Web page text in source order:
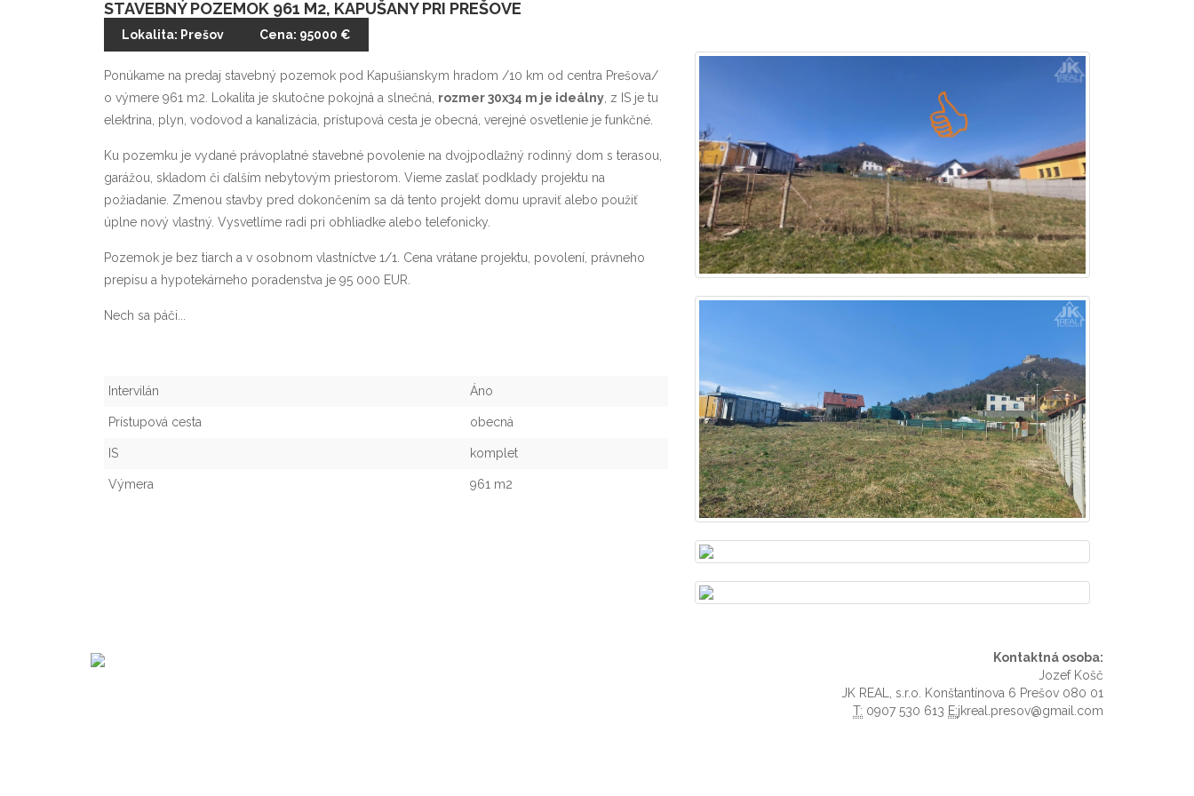
STAVEBNÝ POZEMOK 961 M2, KAPUŠANY PRI PREŠOVE
Lokalita: Prešov Cena: 95000 €
Ponúkame na predaj stavebný pozemok pod Kapušianskym hradom /10 km od centra Prešova/
o výmere 961 m2. Lokalita je skutočne pokojná a slnečná, rozmer 30x34 m je ideálny , z IS je tu
elektrina, plyn, vodovod a kanalizácia, prístupová cesta je obecná, verejné osvetlenie je funkčné.
Ku pozemku je vydané právoplatné stavebné povolenie na dvojpodlažný rodinný dom s terasou,
garážou, skladom či ďalším nebytovým priestorom. Vieme zaslať podklady projektu na
požiadanie. Zmenou stavby pred dokončením sa dá tento projekt domu upraviť alebo použiť
úplne nový vlastný. Vysvetlíme radi pri obhliadke alebo telefonicky.
Pozemok je bez tiarch a v osobnom vlastníctve 1/1. Cena vrátane projektu, povolení, právneho
prepisu a hypotekárneho poradenstva je 95 000 EUR.
Nech sa páči...
Intervilán Áno
Prístupová cesta obecná
IS komplet
Výmera 961 m2
Kontaktná osoba:
Jozef Košč
JK REAL, s.r.o. Konštantínova 6 Prešov 080 01
T: 0907 530 613 E:jkreal.presov@gmail.com